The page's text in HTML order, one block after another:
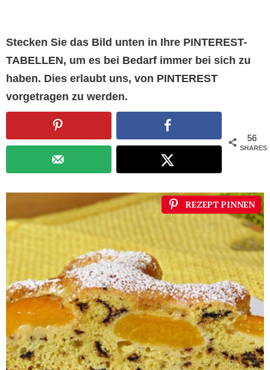
Stecken Sie das Bild unten in Ihre PINTEREST-
TABELLEN, um es bei Bedarf immer bei sich zu
haben. Dies erlaubt uns, von PINTEREST
vorgetragen zu werden.
56
SHARES
REZEPT PINNEN